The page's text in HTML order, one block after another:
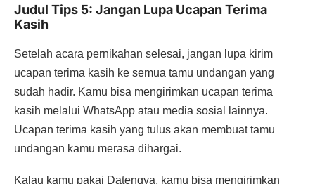
Judul Tips 5: Jangan Lupa Ucapan Terima
Kasih
Setelah acara pernikahan selesai, jangan lupa kirim
ucapan terima kasih ke semua tamu undangan yang
sudah hadir. Kamu bisa mengirimkan ucapan terima
kasih melalui WhatsApp atau media sosial lainnya.
Ucapan terima kasih yang tulus akan membuat tamu
undangan kamu merasa dihargai.
Kalau kamu pakai Datengya, kamu bisa mengirimkan